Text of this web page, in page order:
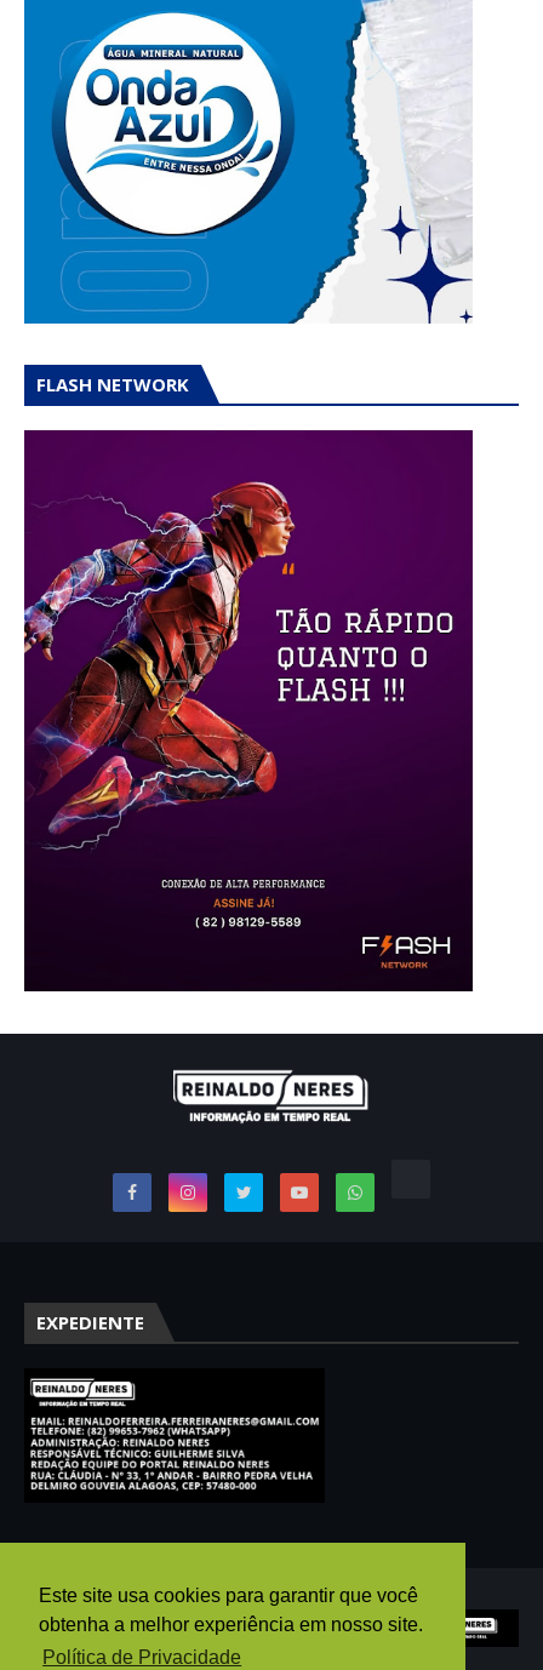
Este site usa cookies para garantir que você
obtenha a melhor experiência em nosso site.
Política de Privacidade
FLASH NETWORK
EXPEDIENTE